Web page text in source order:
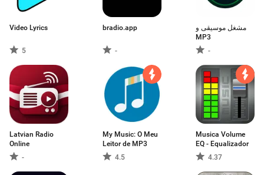
Video Lyrics
5
bradio.app
-
مشغل موسيقى و
MP3
-
Latvian Radio
Online
-
My Music: O Meu
Leitor de MP3
4.5
Musica Volume
EQ - Equalizador
4.37